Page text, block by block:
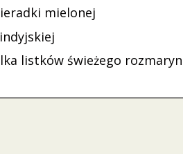
mielonej
listków świeżego